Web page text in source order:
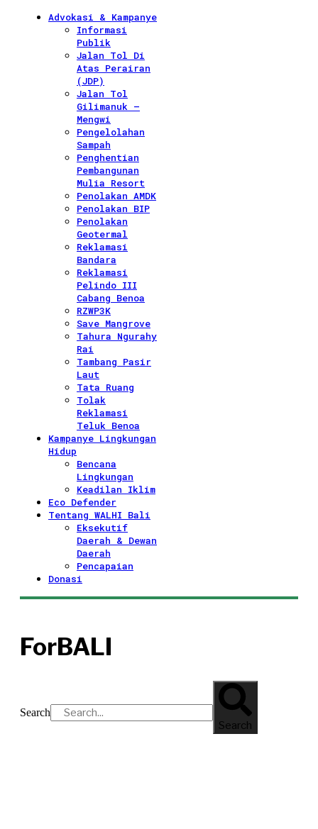
Advokasi & Kampanye
Informasi
Publik
Jalan Tol Di
Atas Perairan
(JDP)
Jalan Tol
Gilimanuk –
Mengwi
Pengelolahan
Sampah
Penghentian
Pembangunan
Mulia Resort
Penolakan AMDK
Penolakan BIP
Penolakan
Geotermal
Reklamasi
Bandara
Reklamasi
Pelindo III
Cabang Benoa
RZWP3K
Save Mangrove
Tahura Ngurahy
Rai
Tambang Pasir
Laut
Tata Ruang
Tolak
Reklamasi
Teluk Benoa
Kampanye Lingkungan
Hidup
Bencana
Lingkungan
Keadilan Iklim
Eco Defender
Tentang WALHI Bali
Eksekutif
Daerah & Dewan
Daerah
Pencapaian
Donasi
ForBALI
Search
Search